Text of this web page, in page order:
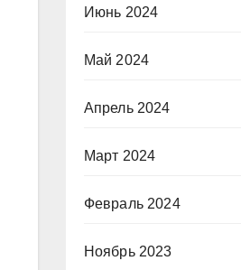
Июнь 2024
Май 2024
Апрель 2024
Март 2024
Февраль 2024
Ноябрь 2023